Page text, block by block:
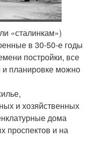
«сталинкам»)
в 30-50-е годы
постройки, все
и планировке можно
и хозяйственных
дома
проспектов и на